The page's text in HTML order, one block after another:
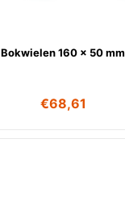
Bokwielen 160 x 50 mm
€68,61